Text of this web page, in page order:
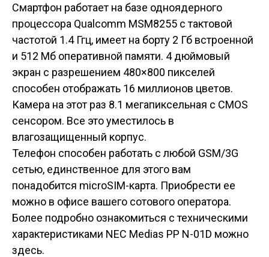
Смартфон работает на базе одноядерного
процессора Qualcomm MSM8255 с тактовой
частотой 1.4 Ггц, имеет на борту 2 Гб встроенной
и 512 Мб оперативной памяти. 4 дюймовый
экран с разрешением 480×800 пикселей
способен отображать 16 миллионов цветов.
Камера на этот раз 8.1 мегапиксельная с CMOS
сенсором. Все это уместилось в
влагозащищенный корпус.
Телефон способен работать с любой GSM/3G
сетью, единственное для этого вам
понадобится microSIM-карта. Приобрести ее
можно в офисе вашего сотового оператора.
Более подробно ознакомиться с техническими
характеристиками NEC Medias PP N-01D можно
здесь.